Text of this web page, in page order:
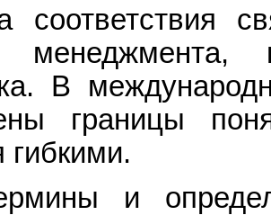
соответствия
менеджмента,
В
границы
гибкими.
и